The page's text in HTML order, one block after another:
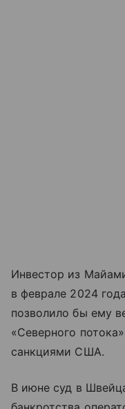
Инвестор из
в феврале 2024
позволило бы ему
«Северного
санкциями США.
В июне суд в